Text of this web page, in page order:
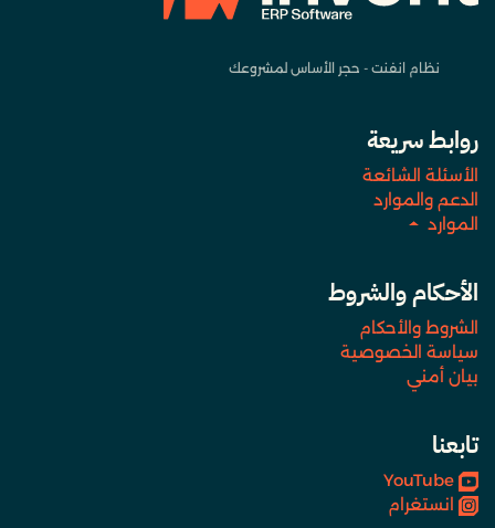
نظام انفنت - حجر الأساس لمشروعك
روابط سريعة
الأسئلة الشائعة
الدعم والموارد
الموارد
الأحكام والشروط
الشروط والأحكام
سياسة الخصوصية
بيان أمني
تابعنا
YouTube
انستغرام